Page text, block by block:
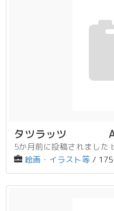
タツラッツ
5か月前に投稿されました
絵画・イラスト等 / 175